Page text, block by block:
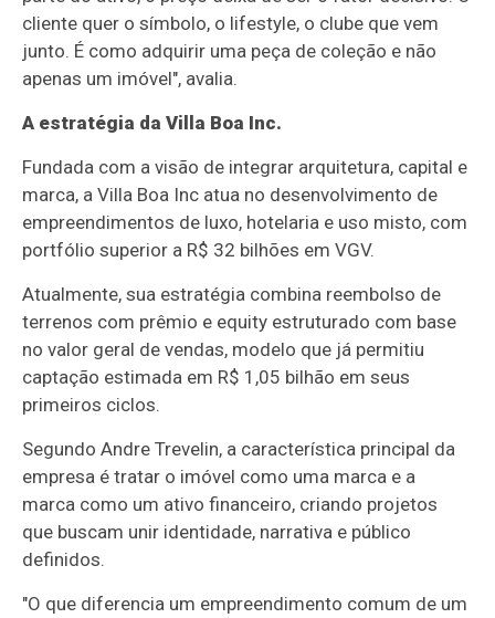
cliente quer o símbolo, o lifestyle, o clube que vem
junto. É como adquirir uma peça de coleção e não
apenas um imóvel", avalia.
A estratégia da Villa Boa Inc.
Fundada com a visão de integrar arquitetura, capital e
marca, a Villa Boa Inc atua no desenvolvimento de
empreendimentos de luxo, hotelaria e uso misto, com
portfólio superior a R$ 32 bilhões em VGV.
Atualmente, sua estratégia combina reembolso de
terrenos com prêmio e equity estruturado com base
no valor geral de vendas, modelo que já permitiu
captação estimada em R$ 1,05 bilhão em seus
primeiros ciclos.
Segundo Andre Trevelin, a característica principal da
empresa é tratar o imóvel como uma marca e a
marca como um ativo financeiro, criando projetos
que buscam unir identidade, narrativa e público
definidos.
"O que diferencia um empreendimento comum de um